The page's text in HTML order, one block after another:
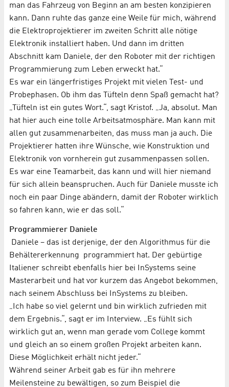
man das Fahrzeug von Beginn an am besten konzipieren
kann. Dann ruhte das ganze eine Weile für mich, während
die Elektroprojektierer im zweiten Schritt alle nötige
Elektronik installiert haben. Und dann im dritten
Abschnitt kam Daniele, der den Roboter mit der richtigen
Programmierung zum Leben erweckt hat.“
Es war ein längerfristiges Projekt mit vielen Test- und
Probephasen. Ob ihm das Tüfteln denn Spaß gemacht hat?
„Tüfteln ist ein gutes Wort.“, sagt Kristof. „Ja, absolut. Man
hat hier auch eine tolle Arbeitsatmosphäre. Man kann mit
allen gut zusammenarbeiten, das muss man ja auch. Die
Projektierer hatten ihre Wünsche, wie Konstruktion und
Elektronik von vornherein gut zusammenpassen sollen.
Es war eine Teamarbeit, das kann und will hier niemand
für sich allein beanspruchen. Auch für Daniele musste ich
noch ein paar Dinge abändern, damit der Roboter wirklich
so fahren kann, wie er das soll.“
Programmierer Daniele
Daniele – das ist derjenige, der den Algorithmus für die
Behältererkennung programmiert hat. Der gebürtige
Italiener schreibt ebenfalls hier bei InSystems seine
Masterarbeit und hat vor kurzem das Angebot bekommen,
nach seinem Abschluss bei InSystems zu bleiben.
„Ich habe so viel gelernt und bin wirklich zufrieden mit
dem Ergebnis.“, sagt er im Interview. „Es fühlt sich
wirklich gut an, wenn man gerade vom College kommt
und gleich an so einem großen Projekt arbeiten kann.
Diese Möglichkeit erhält nicht jeder.“
Während seiner Arbeit gab es für ihn mehrere
Meilensteine zu bewältigen, so zum Beispiel die